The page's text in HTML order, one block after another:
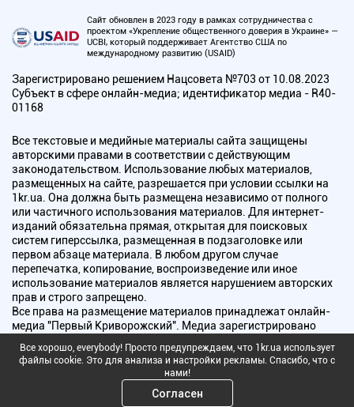
Сайт обновлен в 2023 году в рамках сотрудничества с
проектом «Укрепление общественного доверия в Украине» —
UCBI, который поддерживает Агентство США по
международному развитию (USAID)
Зарегистрировано решением Нацсовета №703 от 10.08.2023
Субъект в сфере онлайн-медиа; идентификатор медиа - R40-
01168
Все текстовые и медийные материалы сайта защищены
авторскими правами в соответствии с действующим
законодательством. Использование любых материалов,
размещенных на сайте, разрешается при условии ссылки на
1kr.ua. Она должна быть размещена независимо от полного
или частичного использования материалов. Для интернет-
изданий обязательна прямая, открытая для поисковых
систем гиперссылка, размещенная в подзаголовке или
первом абзаце материала. В любом другом случае
перепечатка, копирование, воспроизведение или иное
использование материалов является нарушением авторских
прав и строго запрещено.
Все права на размещение материалов принадлежат онлайн-
медиа "Первый Криворожский". Медиа зарегистрировано
Национальным советом Украины по вопросам телевидения и
радиовещания.
Copyright © 2010 - 2026 Все права защищены
Все хорошо, everybody! Просто предупреждаем, что 1kr.ua использует
файлы cookie. Это для анализа и настройки рекламы. Спасибо, что с
нами!
Согласен